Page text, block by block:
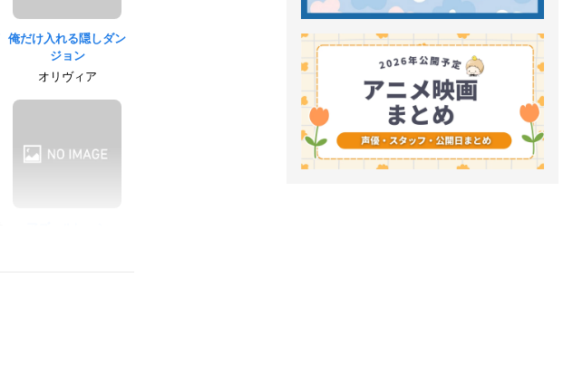
俺だけ入れる隠しダン
ジョン
オリヴィア